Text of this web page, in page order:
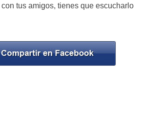
tus amigos, tienes que escucharlo